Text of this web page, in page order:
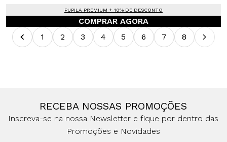
PUPILA PREMIUM + 10% DE DESCONTO
COMPRAR AGORA
1
2 3 4 5 6 7 8
RECEBA NOSSAS PROMOÇÕES
Inscreva-se na nossa Newsletter e fique por dentro das
Promoções e Novidades